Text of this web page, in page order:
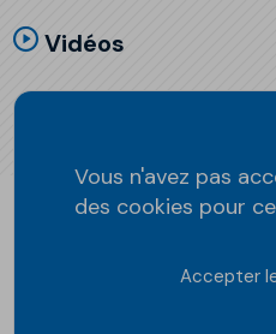
Vidéos
Vous n'avez pas
des cookies pour
Accepter